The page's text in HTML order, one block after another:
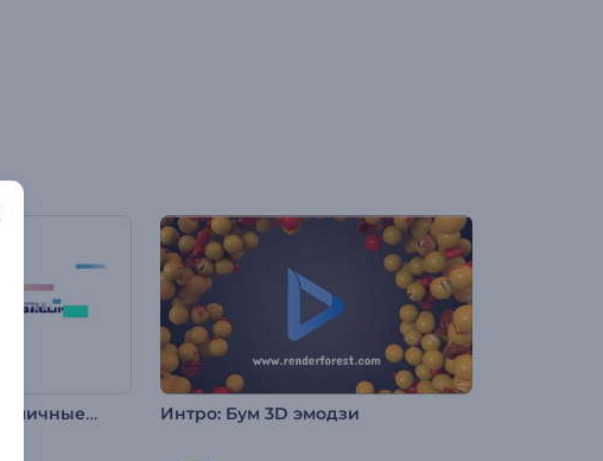
Анимация лого: Динамичные пиксели Интро: Бум 3D эмодзи